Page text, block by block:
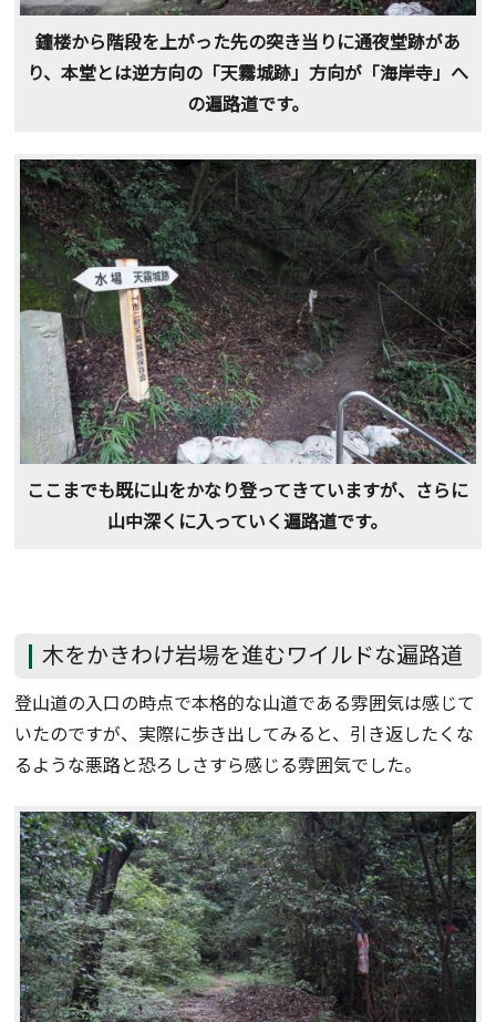
鐘楼から階段を上がった先の突き当りに通夜堂跡があ
り、本堂とは逆方向の「天霧城跡」方向が「海岸寺」へ
の遍路道です。
ここまでも既に山をかなり登ってきていますが、さらに
山中深くに入っていく遍路道です。
木をかきわけ岩場を進むワイルドな遍路道
登山道の入口の時点で本格的な山道である雰囲気は感じて
いたのですが、実際に歩き出してみると、引き返したくな
るような悪路と恐ろしさすら感じる雰囲気でした。